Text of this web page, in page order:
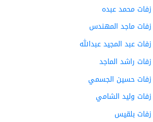
زفات محمد عبده
زفات ماجد المهندس
زفات عبد المجيد عبدالله
زفات راشد الماجد
زفات حسين الجسمي
زفات وليد الشامي
زفات بلقيس